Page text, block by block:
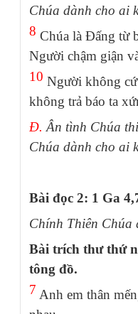
Chúa dành cho ai
8 Chúa là Đấng từ
Người chậm giận
10 Người không
không trả báo ta
Đ. Ân tình Chúa
Chúa dành cho ai
Bài đọc 2: 1 Ga
Chính Thiên Chúa
Bài trích thư thứ
tông đồ.
7 Anh em thân